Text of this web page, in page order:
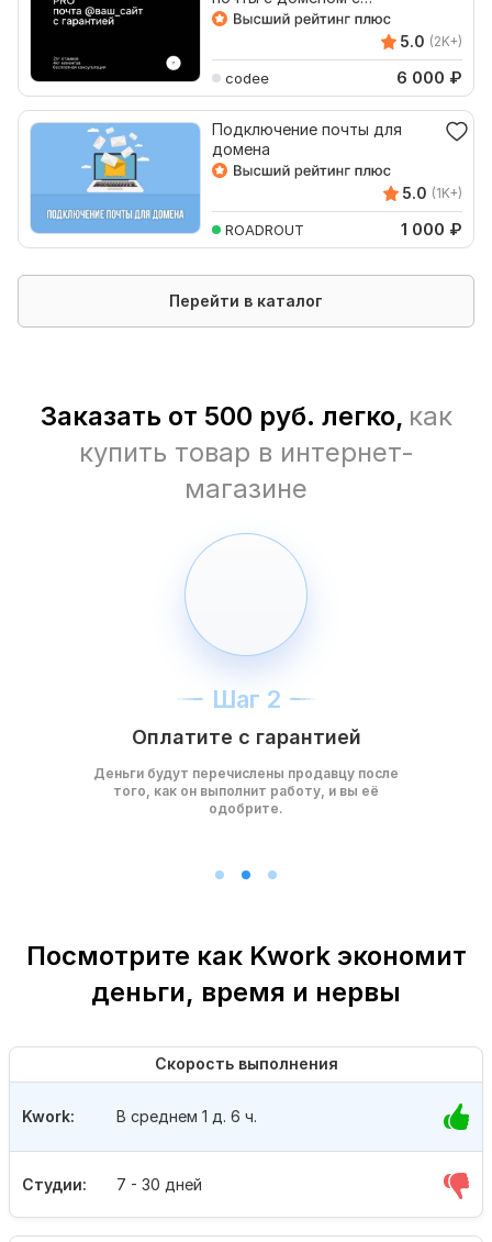
гарантией. Opencart, Ocstore
5.0 (2K+)
codee 6 000 ₽
Подключение почты для
домена
5.0 (1K+)
ROADROUT 1 000 ₽
Перейти в каталог
Заказать от 500 руб. легко, как
купить товар в интернет-
магазине
Шаг 2
Оплатите с гарантией
Деньги будут перечислены продавцу после
того, как он выполнит работу, и вы её
одобрите.
Посмотрите как Kwork экономит
деньги, время и нервы
Скорость выполнения
Студии: 7 - 30 дней
Kwork: В среднем 1 д. 6 ч.